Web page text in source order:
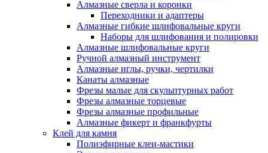
Алмазные сверла и коронки
Переходники и адаптеры
Алмазные гибкие шлифовальные круги
Наборы для шлифования и полировки
Алмазные шлифовальные круги
Ручной алмазный инструмент
Алмазные иглы, ручки, чертилки
Канаты алмазные
Фрезы малые для скульптурных работ
Фрезы алмазные торцевые
Фрезы алмазные профильные
Алмазные фикерт и франкфурты
Клей для камня
Полиэфирные клеи-мастики